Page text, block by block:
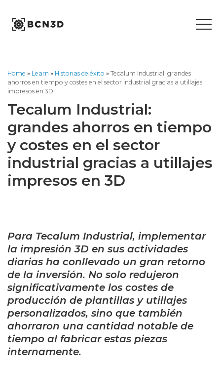
content
Home » Learn » Historias de éxito » Tecalum Industrial: grandes
ahorros en tiempo y costes en el sector industrial gracias a utillajes
impresos en 3D
Tecalum Industrial:
grandes ahorros en tiempo
y costes en el sector
industrial gracias a utillajes
impresos en 3D
Para Tecalum Industrial, implementar
la impresión 3D en sus actividades
diarias ha conllevado un gran retorno
de la inversión. No solo redujeron
significativamente los costes de
producción de plantillas y utillajes
personalizados, sino que también
ahorraron una cantidad notable de
tiempo al fabricar estas piezas
internamente.